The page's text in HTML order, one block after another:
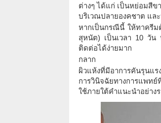
ต่างๆ ได้แก่ เป็นหย่อมสี
บริเวณปลายองคชาต แล
หากเป็นกรณีนี้ ให้ทาครีม
สุหนัต) เป็นเวลา 10 วัน
ติดต่อได้ง่ายมาก
กลาก
ผิวแห้งที่มีอาการคันรุนแ
การวินิจฉัยทางการแพทย์
ใช้ภายใต้คำแนะนำอย่าง